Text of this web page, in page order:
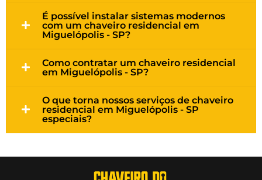
É possível instalar sistemas modernos
com um chaveiro residencial em
Miguelópolis - SP?
Como contratar um chaveiro residencial
em Miguelópolis - SP?
O que torna nossos serviços de chaveiro
residencial em Miguelópolis - SP
especiais?